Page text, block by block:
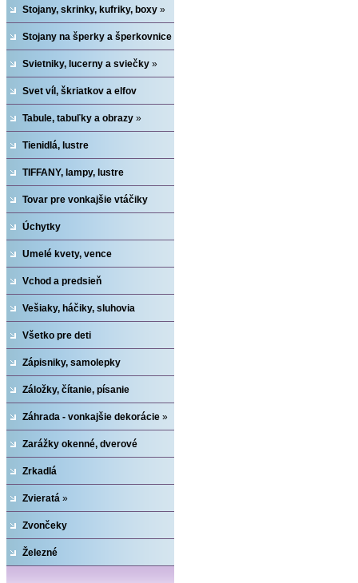
Stojany, skrinky, kufriky, boxy »
Stojany na šperky a šperkovnice
» Svietniky, lucerny a sviečky »
Svet víl, škriatkov a elfov
Tabule, tabuľky a obrazy »
Tienidlá, lustre
TIFFANY, lampy, lustre
Tovar pre vonkajšie vtáčiky
Úchytky
Umelé kvety, vence
Vchod a predsieň
Vešiaky, háčiky, sluhovia
Všetko pre deti
Zápisniky, samolepky
Záložky, čítanie, písanie
Záhrada - vonkajšie dekorácie »
Zarážky okenné, dverové
Zrkadlá
Zvieratá »
Zvončeky
Železné